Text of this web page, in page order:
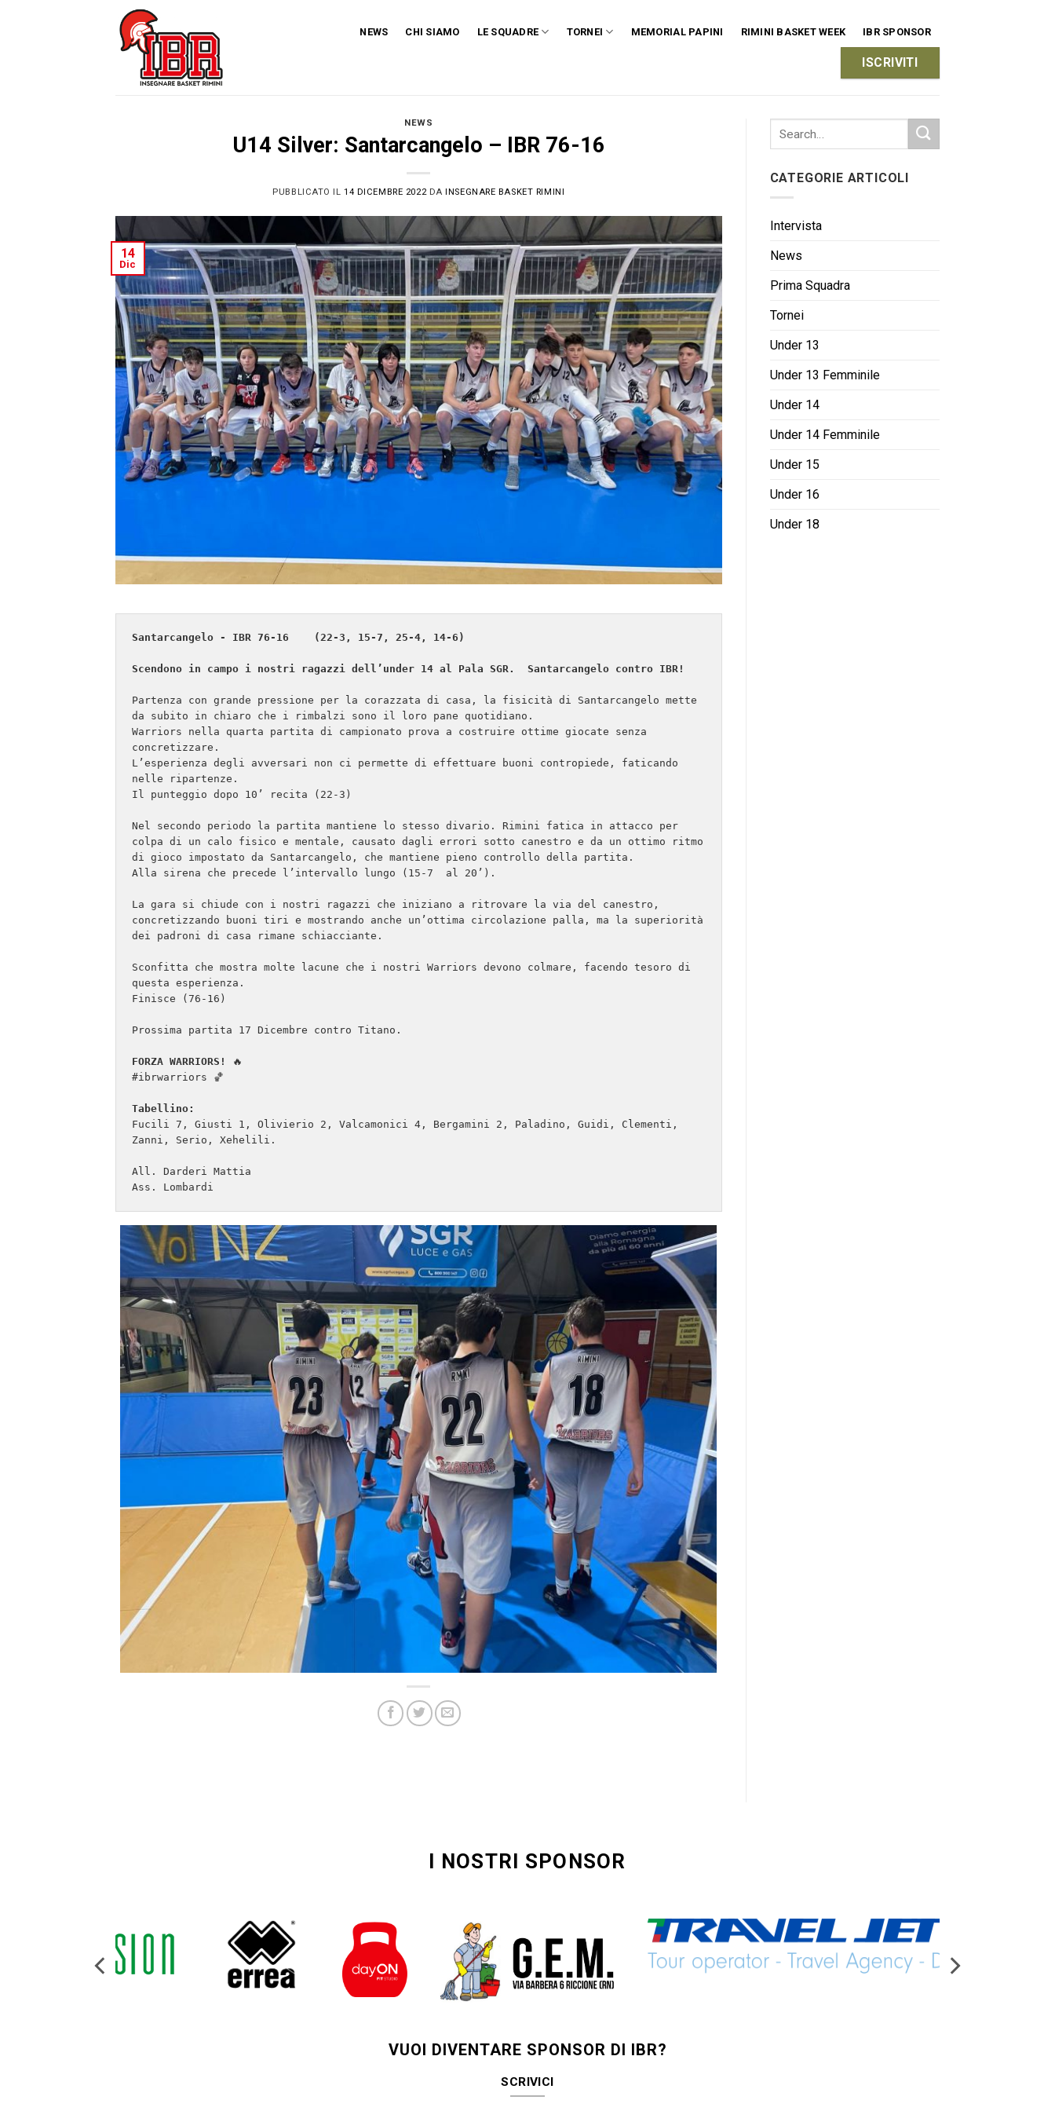
NEWS CHI SIAMO LE SQUADRE TORNEI MEMORIAL PAPINI RIMINI BASKET WEEK IBR SPONSOR
ISCRIVITI
NEWS
U14 Silver: Santarcangelo – IBR 76-16
PUBBLICATO IL14 DICEMBRE 2022 DAINSEGNARE BASKET RIMINI
14
Dic
Santarcangelo - IBR 76-16    (22-3, 15-7, 25-4, 14-6)
Partenza con grande pressione per la corazzata di casa, la fisicità di Santarcangelo mette
da subito in chiaro che i rimbalzi sono il loro pane quotidiano.
Warriors nella quarta partita di campionato prova a costruire ottime giocate senza
concretizzare.
L’esperienza degli avversari non ci permette di effettuare buoni contropiede, faticando
nelle ripartenze.
Il punteggio dopo 10’ recita (22-3)
Nel secondo periodo la partita mantiene lo stesso divario. Rimini fatica in attacco per
colpa di un calo fisico e mentale, causato dagli errori sotto canestro e da un ottimo ritmo
di gioco impostato da Santarcangelo, che mantiene pieno controllo della partita.
Alla sirena che precede l’intervallo lungo (15-7  al 20’).
La gara si chiude con i nostri ragazzi che iniziano a ritrovare la via del canestro,
concretizzando buoni tiri e mostrando anche un’ottima circolazione palla, ma la superiorità
dei padroni di casa rimane schiacciante.
Sconfitta che mostra molte lacune che i nostri Warriors devono colmare, facendo tesoro di
questa esperienza.
Finisce (76-16)
Prossima partita 17 Dicembre contro Titano.
FORZA WARRIORS!
🔥
#ibrwarriors 🏀
Tabellino:
Fucili 7, Giusti 1, Olivierio 2, Valcamonici 4, Bergamini 2, Paladino, Guidi, Clementi,
Zanni, Serio, Xehelili.
All. Darderi Mattia
Ass. Lombardi
CATEGORIE ARTICOLI
Intervista
News
Prima Squadra
Tornei
Under 13
Under 13 Femminile
Under 14
Under 14 Femminile
Under 15
Under 16
Under 18
I NOSTRI SPONSOR
VUOI DIVENTARE SPONSOR DI IBR?
SCRIVICI